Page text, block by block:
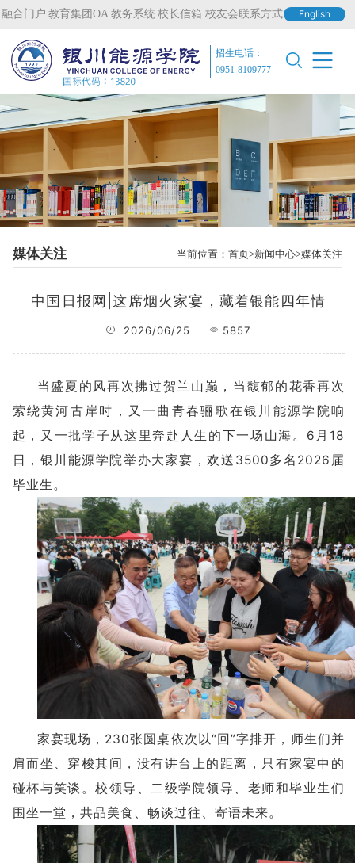
融合门户 教育集团OA 教务系统 校长信箱 校友会联系方式 English
招生电话：
0951-8109777
媒体关注 当前位置：首页 新闻中心 媒体关注
中国日报网|这席烟火家宴，藏着银能四年情
2026/06/25 5857
当盛夏的风再次拂过贺兰山巅，当馥郁的花香再次
萦绕黄河古岸时，又一曲青春骊歌在银川能源学院响
起，又一批学子从这里奔赴人生的下一场山海。6月18
日，银川能源学院举办大家宴，欢送3500多名2026届
毕业生。
家宴现场，230张圆桌依次以“回”字排开，师生们并
肩而坐、穿梭其间，没有讲台上的距离，只有家宴中的
碰杯与笑谈。校领导、二级学院领导、老师和毕业生们
围坐一堂，共品美食、畅谈过往、寄语未来。